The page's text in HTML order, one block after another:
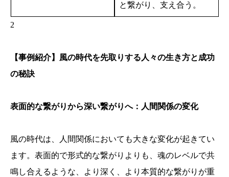
と繋がり、支え合う。
2
【事例紹介】風の時代を先取りする人々の生き方と成功
の秘訣
表面的な繋がりから深い繋がりへ：人間関係の変化
風の時代は、人間関係においても大きな変化が起きてい
ます。表面的で形式的な繋がりよりも、魂のレベルで共
鳴し合えるような、より深く、より本質的な繋がりが重